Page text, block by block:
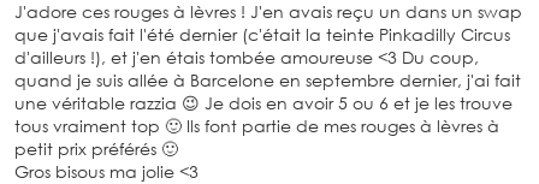
J'adore ces rouges à lèvres ! J'en avais reçu un dans un swap
que j'avais fait l'été dernier (c'était la teinte Pinkadilly Circus
d'ailleurs !), et j'en étais tombée amoureuse <3 Du coup,
quand je suis allée à Barcelone en septembre dernier, j'ai fait
une véritable razzia 😉 Je dois en avoir 5 ou 6 et je les trouve
tous vraiment top 🙂 Ils font partie de mes rouges à lèvres à
petit prix préférés 🙂
Gros bisous ma jolie <3